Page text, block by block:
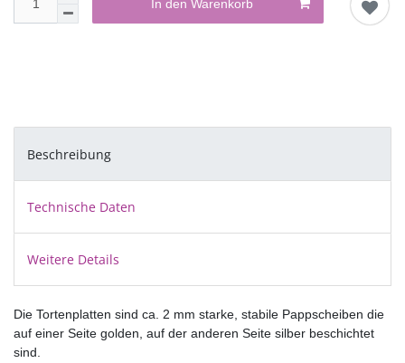
In den Warenkorb
Beschreibung
Technische Daten
Weitere Details
Die Tortenplatten sind ca. 2 mm starke, stabile Pappscheiben die
auf einer Seite golden, auf der anderen Seite silber beschichtet
sind.